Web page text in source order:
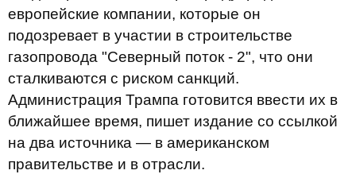
европейские компании, которые он
подозревает в участии в строительстве
газопровода "Северный поток - 2", что они
сталкиваются с риском санкций.
Администрация Трампа готовится ввести их в
ближайшее время, пишет издание со ссылкой
на два источника — в американском
правительстве и в отрасли.